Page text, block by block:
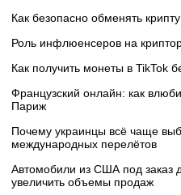
Как безопасно обменять
Роль инфлюенсеров на
Как получить монеты в TikTok
Французский онлайн: как
Париж
Почему украинцы всё чаще
международных перелётов
Автомобили из США под заказ
увеличить объемы продаж